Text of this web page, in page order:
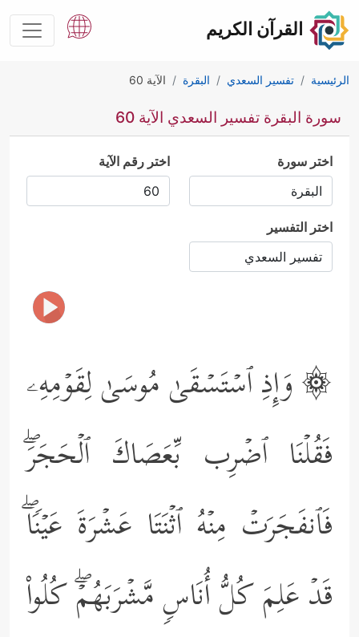
القرآن الكريم
الرئيسية تفسير السعدي البقرة الآية 60
سورة البقرة تفسير السعدي الآية 60
اختر سورة اختر رقم الآية
اختر التفسير
۞ وَإِذِ ٱسۡتَسۡقَىٰ مُوسَىٰ لِقَوۡمِهِۦ
فَقُلۡنَا ٱضۡرِب بِّعَصَاكَ ٱلۡحَجَرَۖ
فَٱنفَجَرَتۡ مِنۡهُ ٱثۡنَتَا عَشۡرَةَ عَیۡنࣰاۖ
قَدۡ عَلِمَ كُلُّ أُنَاسࣲ مَّشۡرَبَهُمۡۖ كُلُواْ